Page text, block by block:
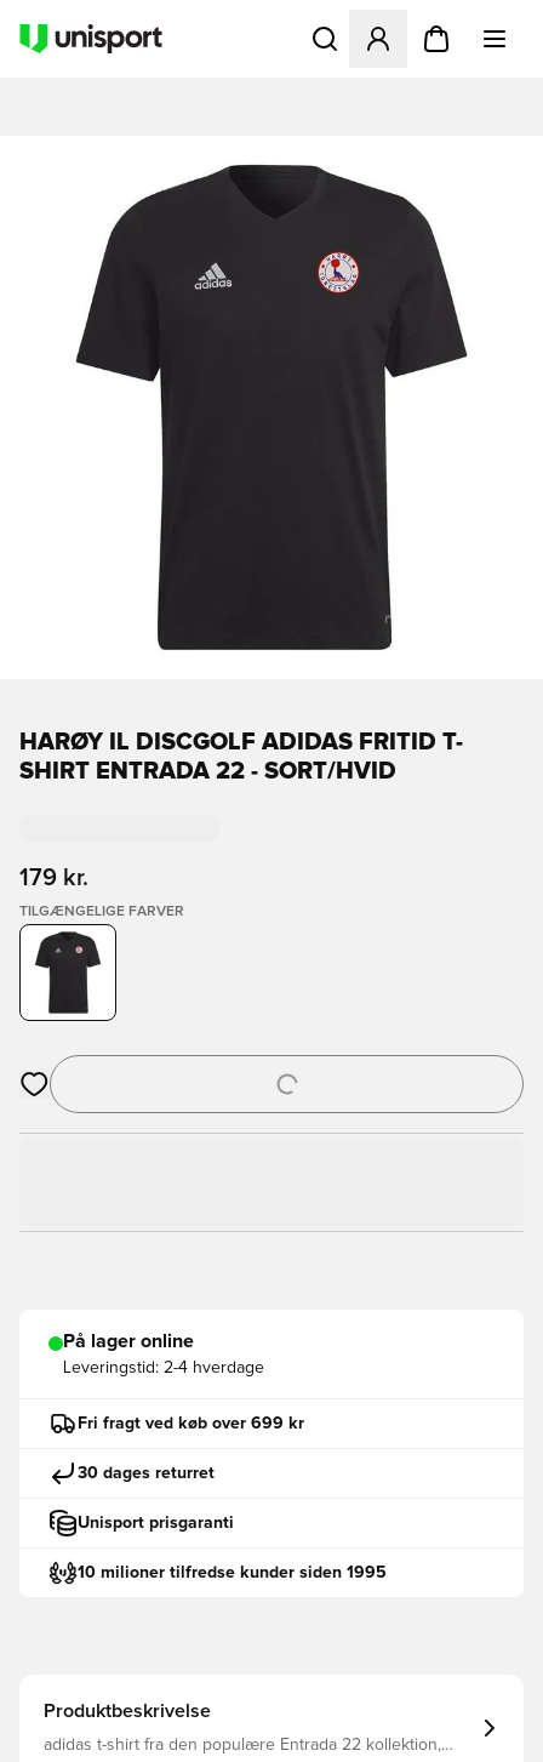
Åbner en Modal til at
HARØY IL DISCGOLF ADIDAS FRITID T-
SHIRT ENTRADA 22 - SORT/HVID
179 kr.
TILGÆNGELIGE FARVER
Åbner en Modal til at logge ind eller tilmelde dig som medlem
På lager online
Leveringstid: 2-4 hverdage
Fri fragt ved køb over 699 kr
30 dages returret
Unisport prisgaranti
10 milioner tilfredse kunder siden 1995
Produktbeskrivelse
adidas t-shirt fra den populære Entrada 22 kollektion,